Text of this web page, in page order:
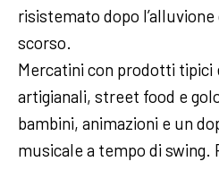
risistemato dopo
scorso.
Mercatini con prodotti tipici
artigianali, street food e
bambini, animazioni e un
musicale a tempo di swing.